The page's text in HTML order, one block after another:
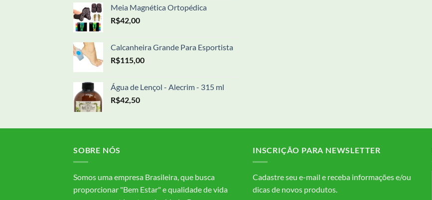
Meia Magnética Ortopédica
R$42,00
Calcanheira Grande Para Esportista
R$115,00
Água de Lençol - Alecrim - 315 ml
R$42,50
SOBRE NÓS
Somos uma empresa Brasileira, que busca
proporcionar "Bem Estar" e qualidade de vida
INSCRIÇÃO PARA NEWSLETTER
Cadastre seu e-mail e receba informações e/ou
dicas de novos produtos.